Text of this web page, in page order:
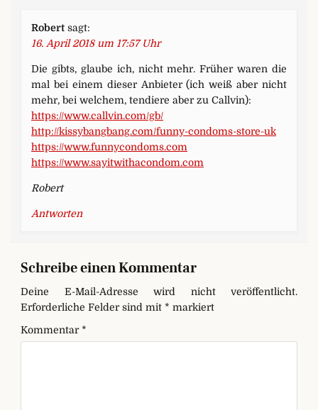
Robert sagt:
16. April 2018 um 17:57 Uhr
Die gibts, glaube ich, nicht mehr. Früher waren die
mal bei einem dieser Anbieter (ich weiß aber nicht
mehr, bei welchem, tendiere aber zu Callvin):
https://www.callvin.com/gb/
http://kissybangbang.com/funny-condoms-store-uk
https://www.funnycondoms.com
https://www.sayitwithacondom.com
Robert
Antworten
Schreibe einen Kommentar
Deine E-Mail-Adresse wird nicht veröffentlicht.
Erforderliche Felder sind mit * markiert
Kommentar *